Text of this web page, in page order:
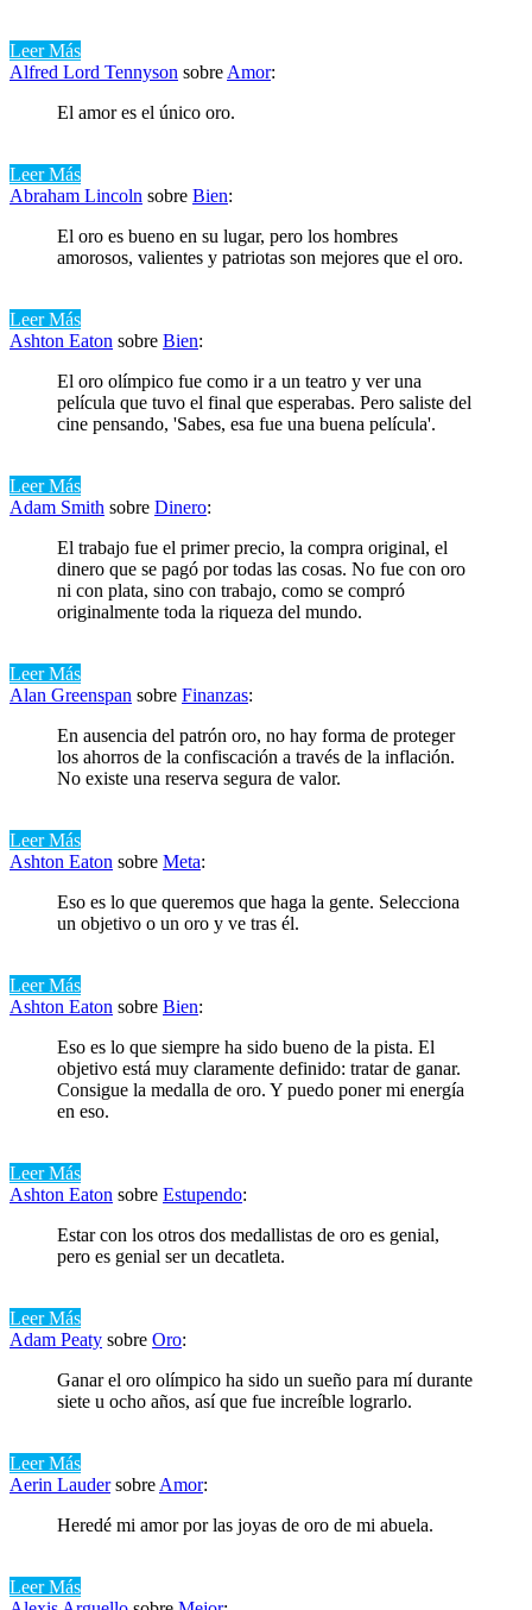
Leer Más
Alfred Lord Tennyson sobre Amor:
El amor es el único oro.
Leer Más
Abraham Lincoln sobre Bien:
El oro es bueno en su lugar, pero los hombres
amorosos, valientes y patriotas son mejores que el oro.
Leer Más
Ashton Eaton sobre Bien:
El oro olímpico fue como ir a un teatro y ver una
película que tuvo el final que esperabas. Pero saliste del
cine pensando, 'Sabes, esa fue una buena película'.
Leer Más
Adam Smith sobre Dinero:
El trabajo fue el primer precio, la compra original, el
dinero que se pagó por todas las cosas. No fue con oro
ni con plata, sino con trabajo, como se compró
originalmente toda la riqueza del mundo.
Leer Más
Alan Greenspan sobre Finanzas:
En ausencia del patrón oro, no hay forma de proteger
los ahorros de la confiscación a través de la inflación.
No existe una reserva segura de valor.
Leer Más
Ashton Eaton sobre Meta:
Eso es lo que queremos que haga la gente. Selecciona
un objetivo o un oro y ve tras él.
Leer Más
Ashton Eaton sobre Bien:
Eso es lo que siempre ha sido bueno de la pista. El
objetivo está muy claramente definido: tratar de ganar.
Consigue la medalla de oro. Y puedo poner mi energía
en eso.
Leer Más
Ashton Eaton sobre Estupendo:
Estar con los otros dos medallistas de oro es genial,
pero es genial ser un decatleta.
Leer Más
Adam Peaty sobre Oro:
Ganar el oro olímpico ha sido un sueño para mí durante
siete u ocho años, así que fue increíble lograrlo.
Leer Más
Aerin Laudersobre Amor:
Heredé mi amor por las joyas de oro de mi abuela.
Leer Más